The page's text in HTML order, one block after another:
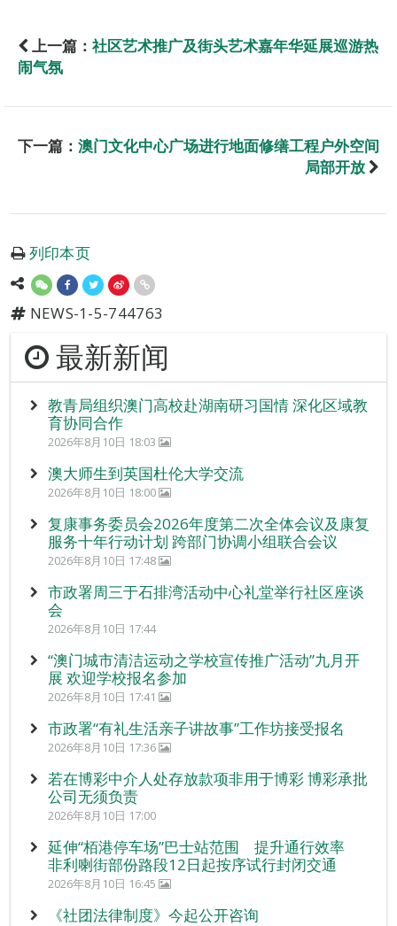
上一篇： 社区艺术推广及街头艺术嘉年华延展巡游热
闹气氛
下一篇： 澳门文化中心广场进行地面修缮工程户外空间
局部开放
列印本页
NEWS-1-5-744763
最新新闻
教青局组织澳门高校赴湖南研习国情 深化区域教
育协同合作
2026年8月10日 18:03
澳大师生到英国杜伦大学交流
2026年8月10日 18:00
复康事务委员会2026年度第二次全体会议及康复
服务十年行动计划 跨部门协调小组联合会议
2026年8月10日 17:48
市政署周三于石排湾活动中心礼堂举行社区座谈
会
2026年8月10日 17:44
“澳门城市清洁运动之学校宣传推广活动”九月开
展 欢迎学校报名参加
2026年8月10日 17:41
市政署“有礼生活亲子讲故事”工作坊接受报名
2026年8月10日 17:36
若在博彩中介人处存放款项非用于博彩 博彩承批
公司无须负责
2026年8月10日 17:00
延伸“栢港停车场”巴士站范围 提升通行效率
非利喇街部份路段12日起按序试行封闭交通
2026年8月10日 16:45
《社团法律制度》今起公开咨询